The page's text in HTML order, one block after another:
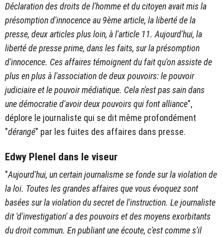
Déclaration des droits de l'homme et du citoyen avait mis la
présomption d'innocence au 9ème article, la liberté de la
presse, deux articles plus loin, à l'article 11. Aujourd'hui, la
liberté de presse prime, dans les faits, sur la présomption
d'innocence. Ces affaires témoignent du fait qu'on assiste de
plus en plus à l'association de deux pouvoirs: le pouvoir
judiciaire et le pouvoir médiatique. Cela n'est pas sain dans
une démocratie d'avoir deux pouvoirs qui font alliance",
déplore le journaliste qui se dit même profondément
"dérangé" par les fuites des affaires dans presse.
Edwy Plenel dans le viseur
"Aujourd'hui, un certain journalisme se fonde sur la violation de
la loi. Toutes les grandes affaires que vous évoquez sont
basées sur la violation du secret de l'instruction. Le journaliste
dit 'd'investigation' a des pouvoirs et des moyens exorbitants
du droit commun. En publiant une écoute, c'est comme s'il